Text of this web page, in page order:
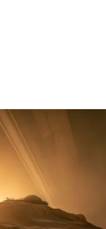
GLAZBA
GLAZBA